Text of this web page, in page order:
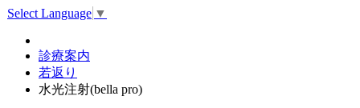
Select Language ▼
診療案内
若返り
水光注射(bella pro)